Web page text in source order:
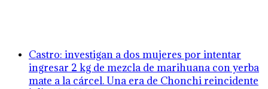
Castro: investigan a dos mujeres por intentar
ingresar 2 kg de mezcla de marihuana con yerba
mate a la cárcel. Una era de Chonchi reincidente